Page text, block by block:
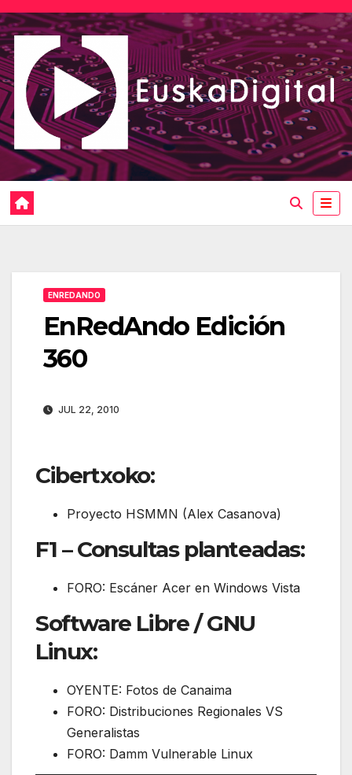
Saltar
al
contenido
ENREDANDO
EnRedAndo Edición
360
JUL 22, 2010
Cibertxoko:
Proyecto HSMMN (Alex Casanova)
F1 – Consultas planteadas:
FORO: Escáner Acer en Windows Vista
Software Libre / GNU
Linux:
OYENTE: Fotos de Canaima
FORO: Distribuciones Regionales VS
Generalistas
FORO: Damm Vulnerable Linux